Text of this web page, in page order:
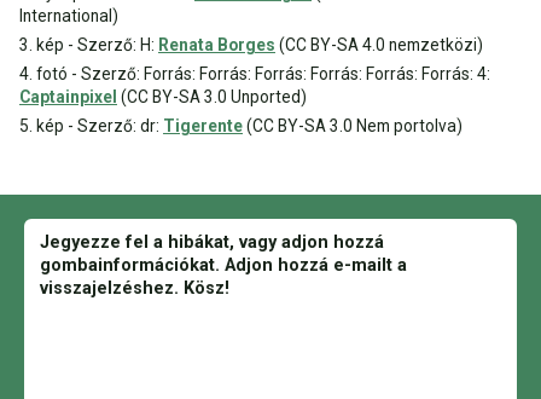
International)
3. kép - Szerző: H: Renata Borges (CC BY-SA 4.0 nemzetközi)
4. fotó - Szerző: Forrás: Forrás: Forrás: Forrás: Forrás: Forrás: 4:
Captainpixel (CC BY-SA 3.0 Unported)
5. kép - Szerző: dr: Tigerente(CC BY-SA 3.0 Nem portolva)